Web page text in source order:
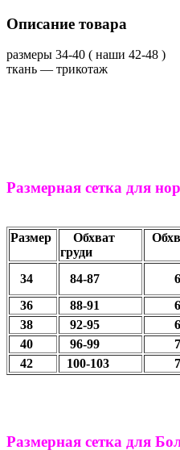
Описание товара
размеры 34-40 ( наши 42-48 )
ткань ― трикотаж
Размерная сетка для
Размер
Обхват
груди
34 84-87
36 88-91
38
92-95
40
96-99
42
100-103
Размерная сетка для